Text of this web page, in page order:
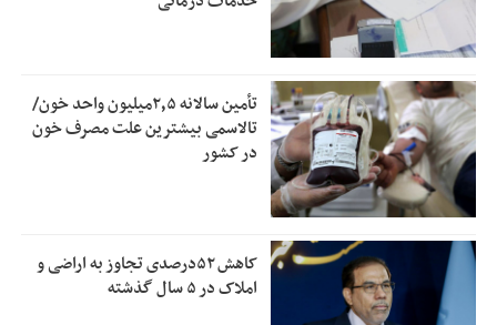
تأمین سالانه ۲٫۵میلیون واحد خون/
تالاسمی بیشترین علت مصرف‌ خون
در کشور
کاهش ۵۲درصدی تجاوز به اراضی و
املاک در ۵ سال گذشته